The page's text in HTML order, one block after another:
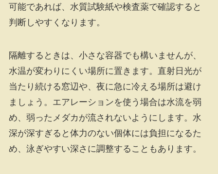
可能であれば、水質試験紙や検査薬で確認すると
判断しやすくなります。
隔離するときは、小さな容器でも構いませんが、
水温が変わりにくい場所に置きます。直射日光が
当たり続ける窓辺や、夜に急に冷える場所は避け
ましょう。エアレーションを使う場合は水流を弱
め、弱ったメダカが流されないようにします。水
深が深すぎると体力のない個体には負担になるた
め、泳ぎやすい深さに調整することもあります。